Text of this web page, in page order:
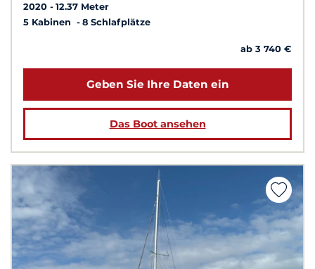
2020
12.37 Meter
5 Kabinen
8 Schlafplätze
ab 3 740 €
Geben Sie Ihre Daten ein
Das Boot ansehen